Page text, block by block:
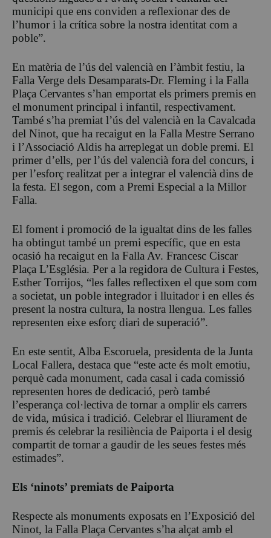
municipi que ens conviden a reflexionar des de
l’humor i la crítica sobre la nostra identitat com a
poble”.
En matèria de l’ús del valencià en l’àmbit festiu, la
Falla Verge dels Desamparats-Dr. Fleming i la Falla
Plaça Cervantes s’han emportat els primers premis en
el monument principal i infantil, respectivament.
També s’ha premiat l’ús del valencià en la Cavalcada
del Ninot, que ha recaigut en la Falla Mestre Serrano
i l’Associació Aldis ha arreplegat un doble premi. El
primer d’ells, per l’ús del valencià fora del concurs, i
per l’esforç realitzat per a integrar el valencià dins de
la festa. El segon, com a Premi Especial a la Millor
Falla.
El foment i promoció de la igualtat dins de les falles
ha obtingut també un premi específic, que en esta
ocasió ha recaigut en la Falla Av. Francesc Ciscar
Plaça L’Església. Per a la regidora de Cultura i Festes,
Esther Torrijos, “les falles reflectixen el que som com
a societat, un poble integrador i lluitador i en elles és
present la nostra cultura, la nostra llengua. Les falles
representen eixe esforç diari de superació”.
En este sentit, Alba Escoruela, presidenta de la Junta
Local Fallera, destaca que “este acte és molt emotiu,
perquè cada monument, cada casal i cada comissió
representen hores de dedicació, però també
l’esperança col·lectiva de tornar a omplir els carrers
de vida, música i tradició. Celebrar el lliurament de
premis és celebrar la resiliència de Paiporta i el desig
compartit de tornar a gaudir de les seues festes més
estimades”.
Els ‘ninots’ premiats de Paiporta
Respecte als monuments exposats en l’Exposició del
Ninot, la Falla Plaça Cervantes s’ha alçat amb el